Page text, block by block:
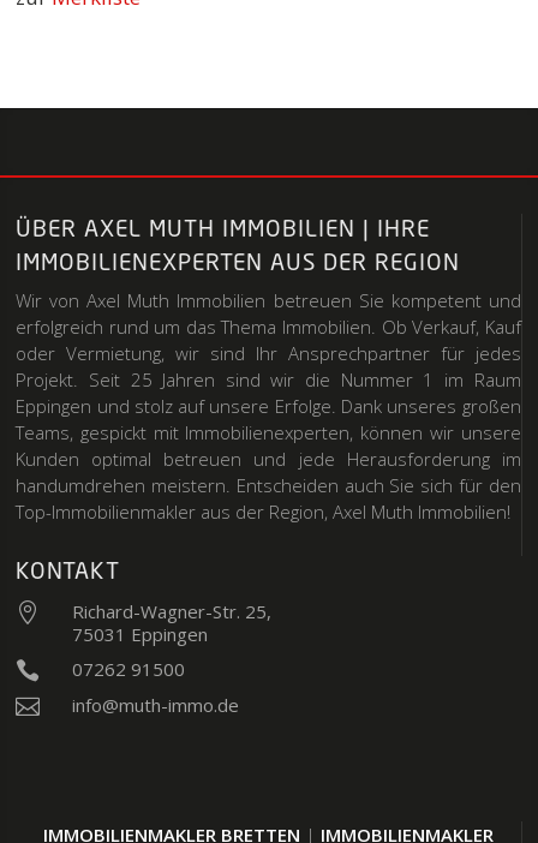
ÜBER AXEL MUTH IMMOBILIEN | IHRE
IMMOBILIENEXPERTEN AUS DER REGION
Wir von Axel Muth Immobilien betreuen Sie kompetent und
erfolgreich rund um das Thema Immobilien. Ob Verkauf, Kauf
oder Vermietung, wir sind Ihr Ansprechpartner für jedes
Projekt. Seit 25 Jahren sind wir die Nummer 1 im Raum
Eppingen und stolz auf unsere Erfolge. Dank unseres großen
Teams, gespickt mit Immobilienexperten, können wir unsere
Kunden optimal betreuen und jede Herausforderung im
handumdrehen meistern. Entscheiden auch Sie sich für den
Top-Immobilienmakler aus der Region, Axel Muth Immobilien!
KONTAKT

Richard-Wagner-Str. 25,
75031 Eppingen

07262 91500

info@muth-immo.de
IMMOBILIENMAKLER BRETTEN | IMMOBILIENMAKLER